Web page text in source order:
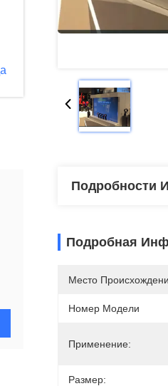
Подробности
Подробная
Место
Номер Модели
Применение:
Размер: